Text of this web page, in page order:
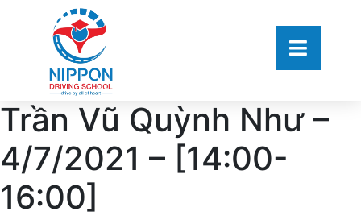
Trần Vũ Quỳnh Như –
4/7/2021 – [14:00-
16:00]